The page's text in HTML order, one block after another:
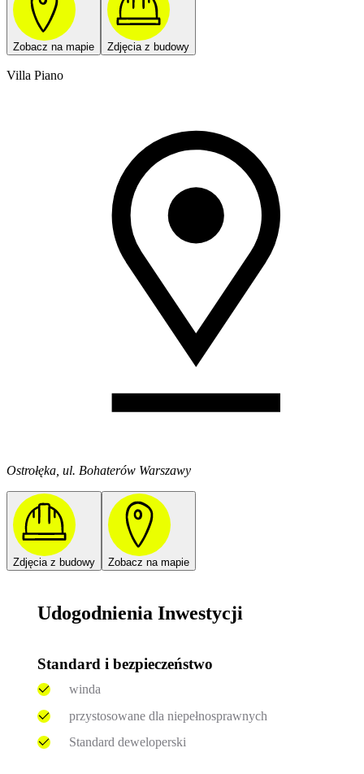
Zobacz na mapie Zdjęcia z budowy
Villa Piano
Ostrołęka, ul. Bohaterów Warszawy
Zdjęcia z budowy Zobacz na mapie
Udogodnienia Inwestycji
Standard i bezpieczeństwo
winda
przystosowane dla niepełnosprawnych
Standard deweloperski